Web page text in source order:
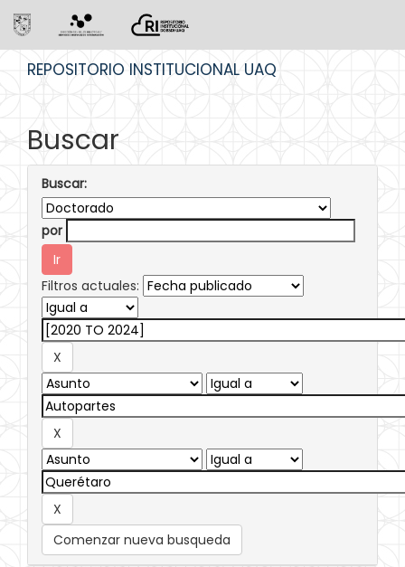
REPOSITORIO INSTITUCIONAL UAQ
Buscar
Buscar:
por
Filtros actuales:
Comenzar nueva busqueda